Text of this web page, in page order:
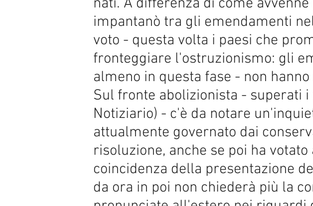
nati. A differenza di come
impantanò tra gli emendamenti
voto - questa volta i paesi che
fronteggiare l'ostruzionismo: gli
almeno in questa fase - non
Sul fronte abolizionista - superati
Notiziario) - c'è da notare
attualmente governato dai
risoluzione, anche se poi ha
coincidenza della presentazione
da ora in poi non chiederà più la